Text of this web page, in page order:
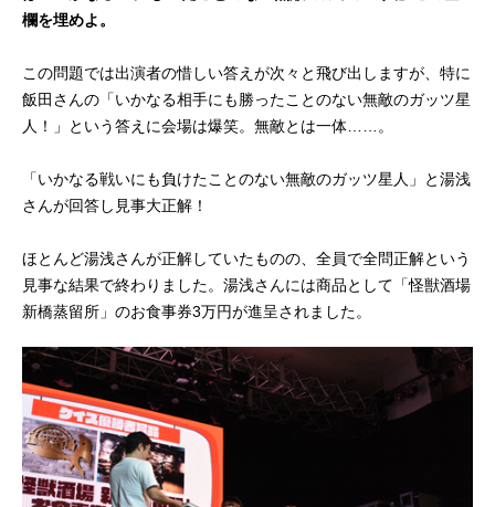
欄を埋めよ。
この問題では出演者の惜しい答えが次々と飛び出しますが、特に
飯田さんの「いかなる相手にも勝ったことのない無敵のガッツ星
人！」という答えに会場は爆笑。無敵とは一体……。
「いかなる戦いにも負けたことのない無敵のガッツ星人」と湯浅
さんが回答し見事大正解！
ほとんど湯浅さんが正解していたものの、全員で全問正解という
見事な結果で終わりました。湯浅さんには商品として「怪獣酒場
新橋蒸留所」のお食事券3万円が進呈されました。